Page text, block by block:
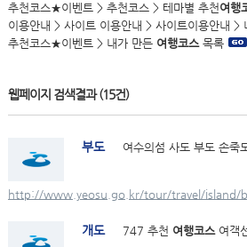
추천코스★이벤트 > 추천코스 > 테마별 추천여행
이용안내 > 사이트 이용안내 > 사이트이용안내 >
추천코스★이벤트 > 내가 만든 여행코스목록
웹페이지 검색결과(15건)
부도 여수의섬 사도 부도 손죽
http://www.yeosu.go.kr/tour/travel/island/
개도 747 추천 여행코스여객